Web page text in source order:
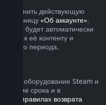
отменить действующую
на станицу «Об аккаунте».
не будет автоматически
к её контенту и
периода.
за оборудование Steam и
течение срока и в
правилах возврата